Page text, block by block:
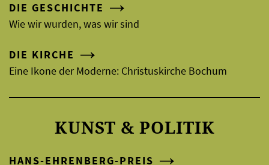
DIE GESCHICHTE
Wie wir wurden, was wir sind
DIE KIRCHE
Eine Ikone der Moderne: Christuskirche Bochum
KUNST & POLITIK
HANS-EHRENBERG-PREIS